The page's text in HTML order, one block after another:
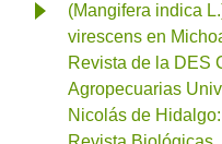
(Mangifera indica
virescens en
Revista de la DES
Agropecuarias
Nicolás de